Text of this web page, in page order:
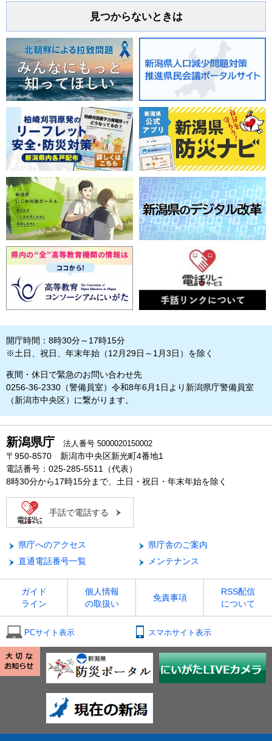
見つからないときは
開庁時間：8時30分～17時15分
※土日、祝日、年末年始（12月29日～1月3日）を除く
夜間・休日で緊急のお問い合わせ先
0256-36-2330（警備員室）令和8年6月1日より新潟県庁警備員室
（新潟市中央区）に繋がります。
新潟県庁 法人番号 5000020150002
〒950-8570 新潟市中央区新光町4番地1
電話番号：025-285-5511（代表）
8時30分から17時15分まで、土日・祝日・年末年始を除く
手話で電話する
県庁へのアクセス
県庁舎のご案内
直通電話番号一覧
メンテナンス
ガイド
ライン
個人情報
の取扱い
免責事項
RSS配信
について
PCサイト表示 スマホサイト表示